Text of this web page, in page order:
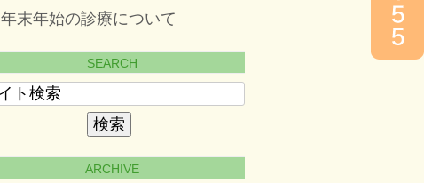
年末年始の診療について
SEARCH
ARCHIVE